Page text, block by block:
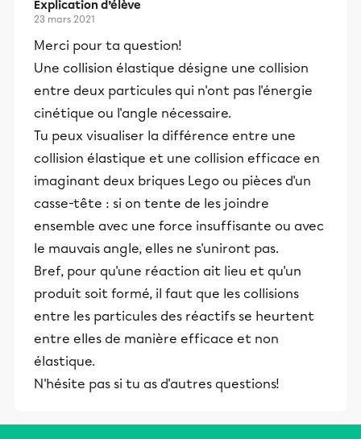
Explication d’élève
23 mars 2021
Merci pour ta question!
Une collision élastique désigne une collision
entre deux particules qui n'ont pas l'énergie
cinétique ou l'angle nécessaire.
Tu peux visualiser la différence entre une
collision élastique et une collision efficace en
imaginant deux briques Lego ou pièces d'un
casse-tête : si on tente de les joindre
ensemble avec une force insuffisante ou avec
le mauvais angle, elles ne s'uniront pas.
Bref, pour qu'une réaction ait lieu et qu'un
produit soit formé, il faut que les collisions
entre les particules des réactifs se heurtent
entre elles de manière efficace et non
élastique.
N'hésite pas si tu as d'autres questions!